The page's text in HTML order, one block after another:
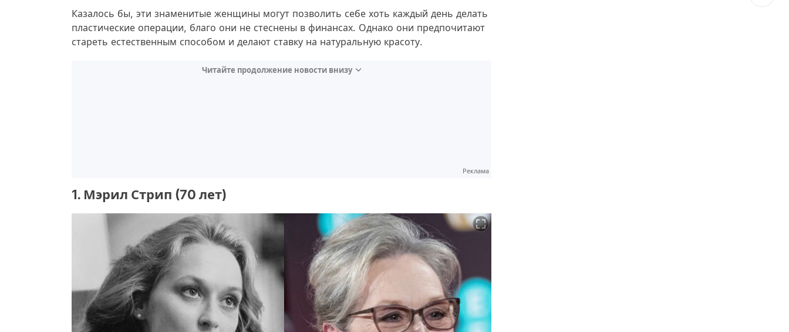
Казалось бы, эти знаменитые женщины могут позволить себе хоть каждый день делать
пластические операции, благо они не стеснены в финансах. Однако они предпочитают
стареть естественным способом и делают ставку на натуральную красоту.
Читайте продолжение новости внизу
Реклама
1. Мэрил Стрип (70 лет)